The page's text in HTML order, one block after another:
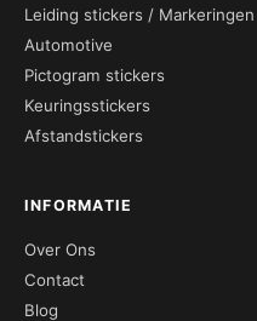
Leiding stickers / Markeringen
Automotive
Pictogram stickers
Keuringsstickers
Afstandstickers
INFORMATIE
Over Ons
Contact
Blog